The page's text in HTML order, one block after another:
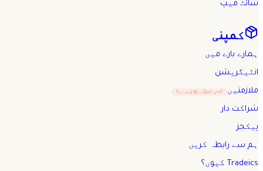
سائٹ میپ
کمپنی
ہمارے بارے میں
انٹیگریشن
ملازمتیں ابھی بھرتی ہو رہی ہے!
شراکت دار
پیکجز
ہم سے رابطہ کریں
Tradeics کیوں؟